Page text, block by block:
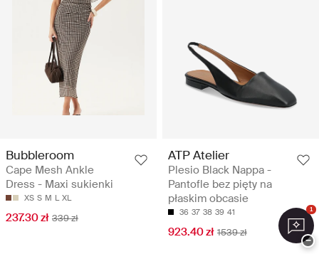
Bubbleroom
Cape Mesh Ankle
Dress - Maxi sukienki
XS S M L XL
237.30 zł 339 zł
ATP Atelier
Plesio Black Nappa -
Pantofle bez pięty na
płaskim obcasie
36 37 38 39 41
923.40 zł 1539 zł
1
−